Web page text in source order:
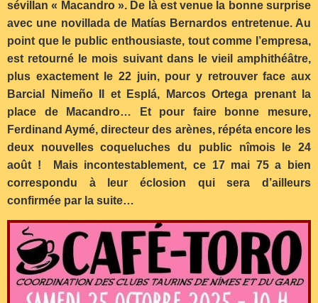
sévillan « Macandro ». De là est venue la bonne surprise
avec une novillada de Matías Bernardos entretenue. Au
point que le public enthousiaste, tout comme l’empresa,
est retourné le mois suivant dans le vieil amphithéâtre,
plus exactement le 22 juin, pour y retrouver face aux
Barcial Nimeño II et Esplá, Marcos Ortega prenant la
place de Macandro… Et pour faire bonne mesure,
Ferdinand Aymé, directeur des arènes, répéta encore les
deux nouvelles coqueluches du public nîmois le 24
août ! Mais incontestablement, ce 17 mai 75 a bien
correspondu à leur éclosion qui sera d’ailleurs
confirmée par la suite…